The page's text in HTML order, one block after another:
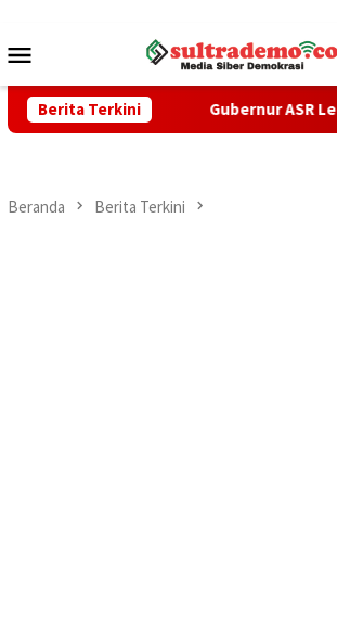
konten
Mobile
Berita TerkiniGubernur ASR Lepas Famtrip
Beranda Berita Terkini